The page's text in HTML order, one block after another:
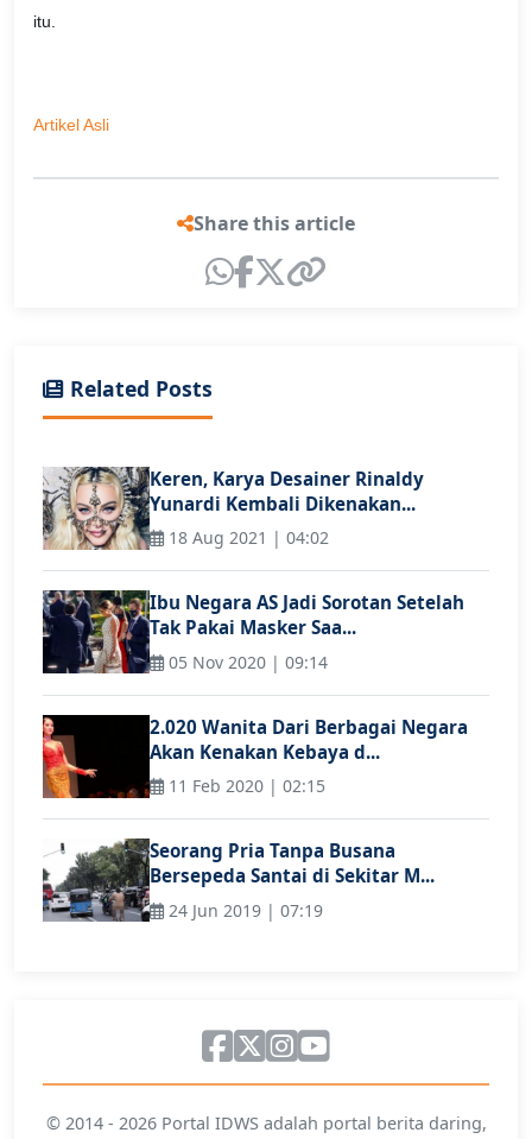
itu.
Artikel Asli
Share this article
Related Posts
Keren, Karya Desainer Rinaldy
Yunardi Kembali Dikenakan...
18 Aug 2021 | 04:02
Ibu Negara AS Jadi Sorotan Setelah
Tak Pakai Masker Saa...
05 Nov 2020 | 09:14
2.020 Wanita Dari Berbagai Negara
Akan Kenakan Kebaya d...
11 Feb 2020 | 02:15
Seorang Pria Tanpa Busana
Bersepeda Santai di Sekitar M...
24 Jun 2019 | 07:19
© 2014 - 2026 Portal IDWS adalah portal berita daring,